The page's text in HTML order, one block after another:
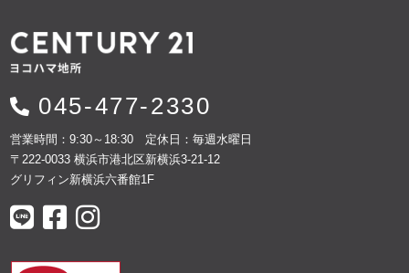
045-477-2330
営業時間：9:30～18:30 定休日：毎週水曜日
〒222-0033 横浜市港北区新横浜3-21-12
グリフィン新横浜六番館1F